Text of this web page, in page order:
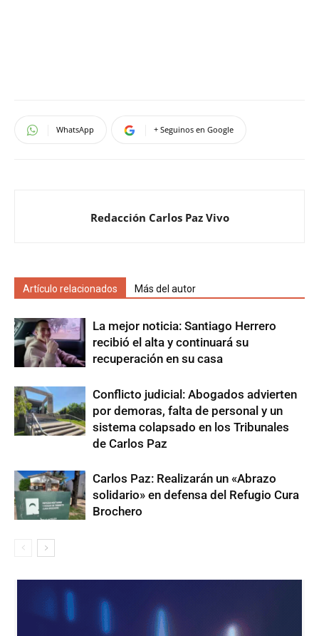
WhatsApp + Seguinos en Google
Redacción Carlos Paz Vivo
Artículo relacionados Más del autor
La mejor noticia: Santiago Herrero
recibió el alta y continuará su
recuperación en su casa
Conflicto judicial: Abogados advierten
por demoras, falta de personal y un
sistema colapsado en los Tribunales
de Carlos Paz
Carlos Paz: Realizarán un «Abrazo
solidario» en defensa del Refugio Cura
Brochero